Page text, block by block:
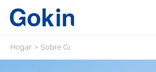
Hogar > Sobre Gokin